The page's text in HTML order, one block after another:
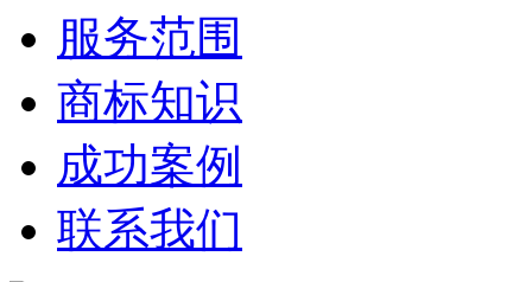
服务范围
商标知识
成功案例
联系我们